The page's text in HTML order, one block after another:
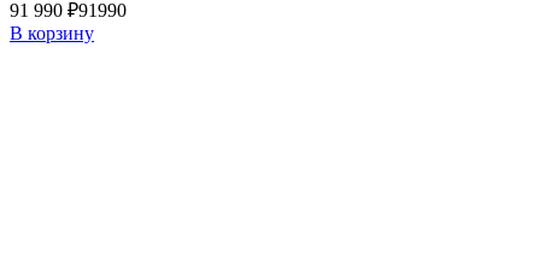
91 990 ₽91990
В корзину